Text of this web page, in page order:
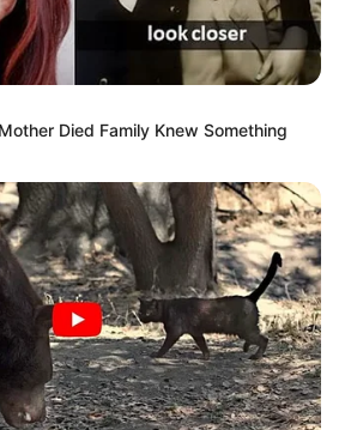
News Rajkot News ક્ષત્રિય
ને Subscribe કરો
Died Family Knew Something